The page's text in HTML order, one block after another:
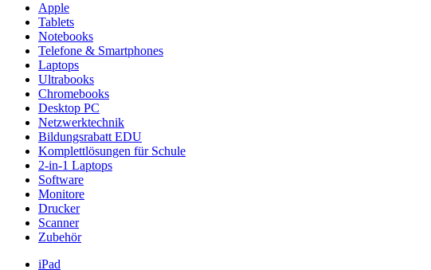
Apple
Tablets
Notebooks
Telefone & Smartphones
Laptops
Ultrabooks
Chromebooks
Desktop PC
Netzwerktechnik
Bildungsrabatt EDU
Komplettlösungen für Schule
2-in-1 Laptops
Software
Monitore
Drucker
Scanner
Zubehör
iPad